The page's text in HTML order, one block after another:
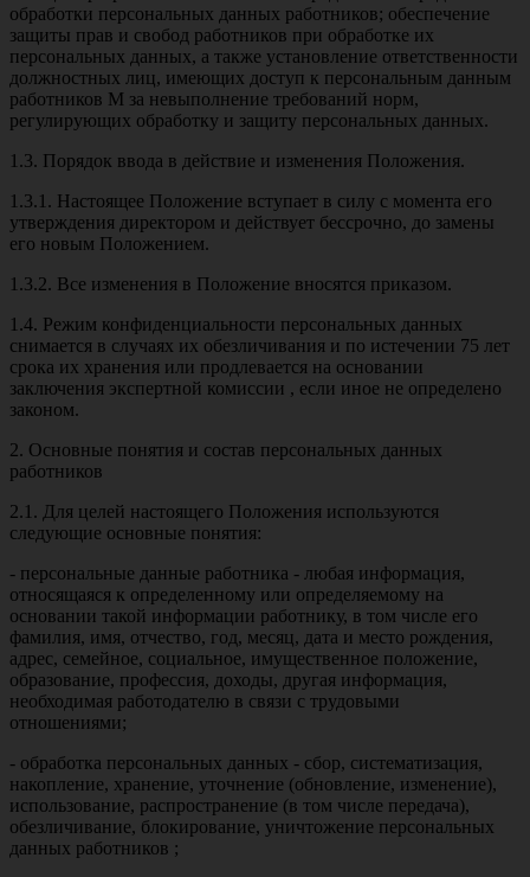
обработки персональных данных работников; обеспечение
защиты прав и свобод работников при обработке их
персональных данных, а также установление ответственности
должностных лиц, имеющих доступ к персональным данным
работников М за невыполнение требований норм,
регулирующих обработку и защиту персональных данных.
1.3. Порядок ввода в действие и изменения Положения.
1.3.1. Настоящее Положение вступает в силу с момента его
утверждения директором и действует бессрочно, до замены
его новым Положением.
1.3.2. Все изменения в Положение вносятся приказом.
1.4. Режим конфиденциальности персональных данных
снимается в случаях их обезличивания и по истечении 75 лет
срока их хранения или продлевается на основании
заключения экспертной комиссии , если иное не определено
законом.
2. Основные понятия и состав персональных данных
работников
2.1. Для целей настоящего Положения используются
следующие основные понятия:
- персональные данные работника - любая информация,
относящаяся к определенному или определяемому на
основании такой информации работнику, в том числе его
фамилия, имя, отчество, год, месяц, дата и место рождения,
адрес, семейное, социальное, имущественное положение,
образование, профессия, доходы, другая информация,
необходимая работодателю в связи с трудовыми
отношениями;
- обработка персональных данных - сбор, систематизация,
накопление, хранение, уточнение (обновление, изменение),
использование, распространение (в том числе передача),
обезличивание, блокирование, уничтожение персональных
данных работников ;